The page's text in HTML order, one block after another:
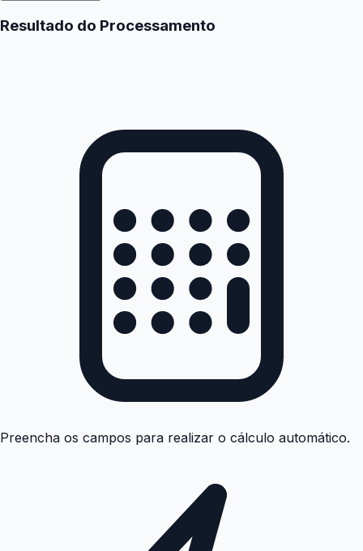
Resultado do Processamento
Preencha os campos para realizar o cálculo automático.